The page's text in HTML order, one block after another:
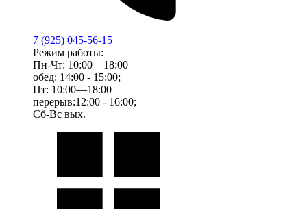
7 (925) 045-56-15
Режим работы:
Пн-Чт: 10:00—18:00
обед: 14:00 - 15:00;
Пт: 10:00—18:00
перерыв:12:00 - 16:00;
Сб-Вс вых.